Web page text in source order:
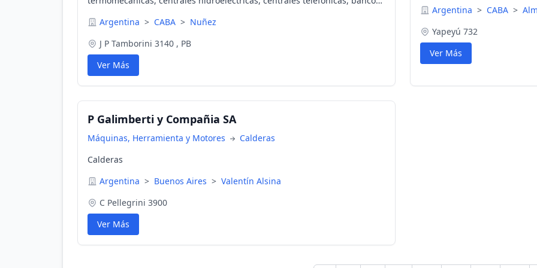
nucleares, navales, teatros, auditorios, edificios historicos
Argentina > CABA > Nuñez
J P Tamborini 3140 , PB
Ver Más
Argentina > CABA >
Yapeyú 732
Ver Más
P Galimberti y Compañia SA
Máquinas, Herramienta y Motores
Calderas
Calderas
Argentina > Buenos Aires > Valentín Alsina
C Pellegrini 3900
Ver Más